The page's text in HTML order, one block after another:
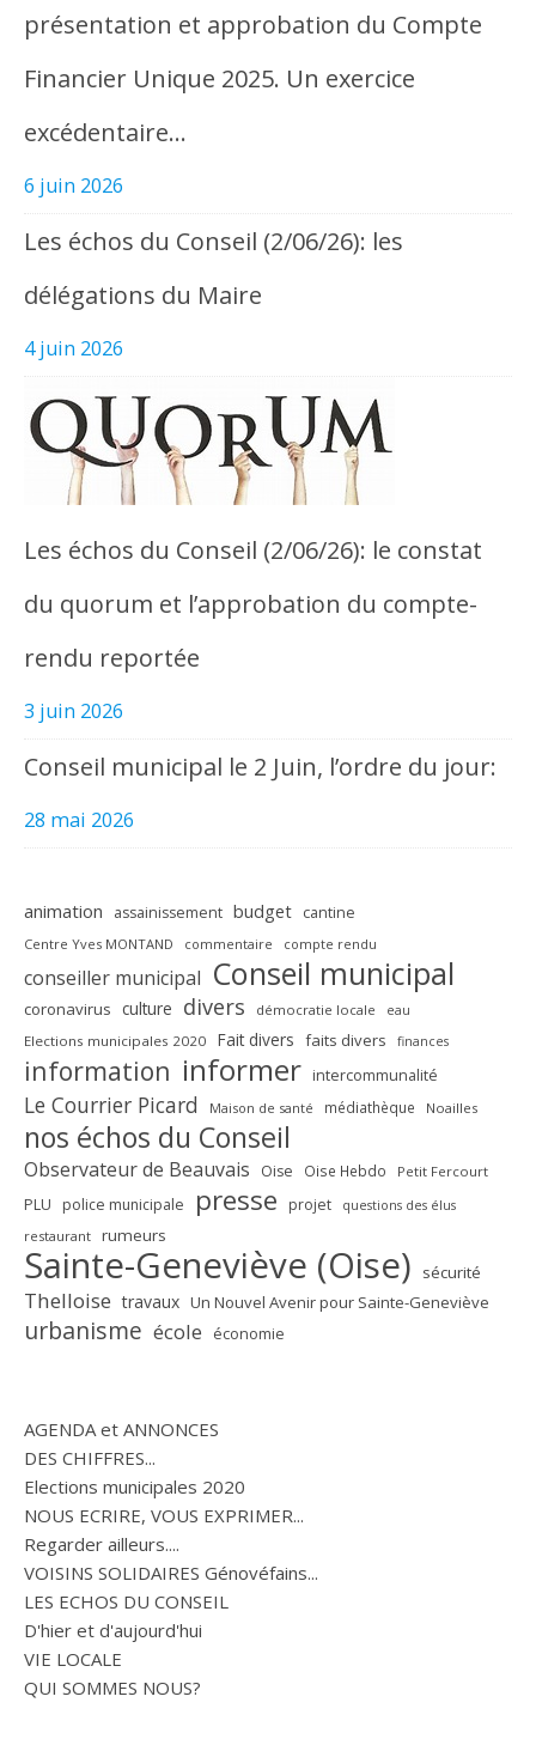
présentation et approbation du Compte
Financier Unique 2025. Un exercice
excédentaire…
6 juin 2026
Les échos du Conseil (2/06/26): les
délégations du Maire
4 juin 2026
Les échos du Conseil (2/06/26): le constat
du quorum et l’approbation du compte-
rendu reportée
3 juin 2026
Conseil municipal le 2 Juin, l’ordre du jour:
28 mai 2026
animation assainissement budget cantine
Centre Yves MONTAND commentaire compte rendu
conseiller municipal Conseil municipal
coronavirus culture divers démocratie locale eau
Elections municipales 2020 Fait divers faits divers finances
information informer intercommunalité
Le Courrier Picard Maison de santé médiathèque Noailles
nos échos du Conseil
Observateur de Beauvais Oise Oise Hebdo Petit Fercourt
PLU police municipale presse projet questions des élus
restaurant rumeurs
Sainte-Geneviève (Oise) sécurité
Thelloise travaux Un Nouvel Avenir pour Sainte-Geneviève
urbanisme école économie
AGENDA et ANNONCES
DES CHIFFRES...
Elections municipales 2020
NOUS ECRIRE, VOUS EXPRIMER...
Regarder ailleurs....
VOISINS SOLIDAIRES Génovéfains...
LES ECHOS DU CONSEIL
D'hier et d'aujourd'hui
VIE LOCALE
QUI SOMMES NOUS?